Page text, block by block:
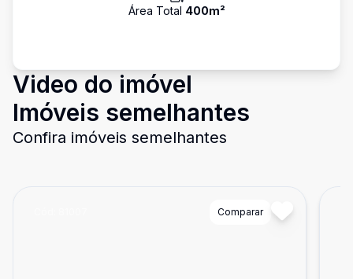
Área Total 400m²
Video do imóvel
Imóveis semelhantes
Confira imóveis semelhantes
Comparar